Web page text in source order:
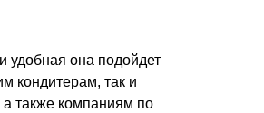
удобная она подойдет
кондитерам, так и
также компаниям по